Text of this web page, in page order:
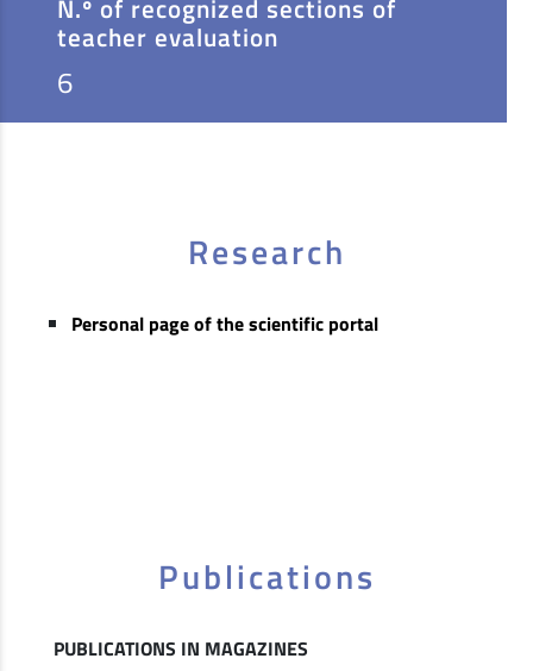
N.º of recognized sections of
teacher evaluation
6
Research
Personal page of the scientific portal
Publications
PUBLICATIONS IN MAGAZINES